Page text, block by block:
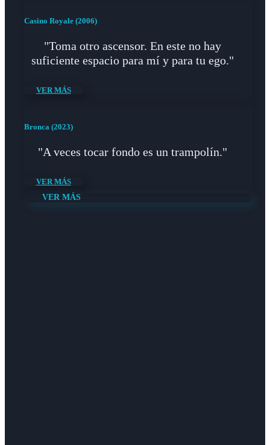
Casino Royale (2006)
"Toma otro ascensor. En este no hay
suficiente espacio para mí y para tu ego."
VER MÁS
Bronca (2023)
"A veces tocar fondo es un trampolín."
VER MÁS
VER MÁS